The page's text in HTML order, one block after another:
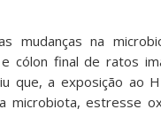
mudanças na
cólon final de ratos
que, a exposição ao
microbiota, estresse